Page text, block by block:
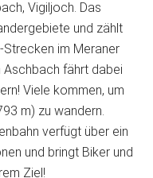
Vigiljoch. Das
und zählt
im Meraner
Aschbach fährt dabei
Viele kommen, um
m) zu wandern.
verfügt über ein
und bringt Biker und
Ziel!